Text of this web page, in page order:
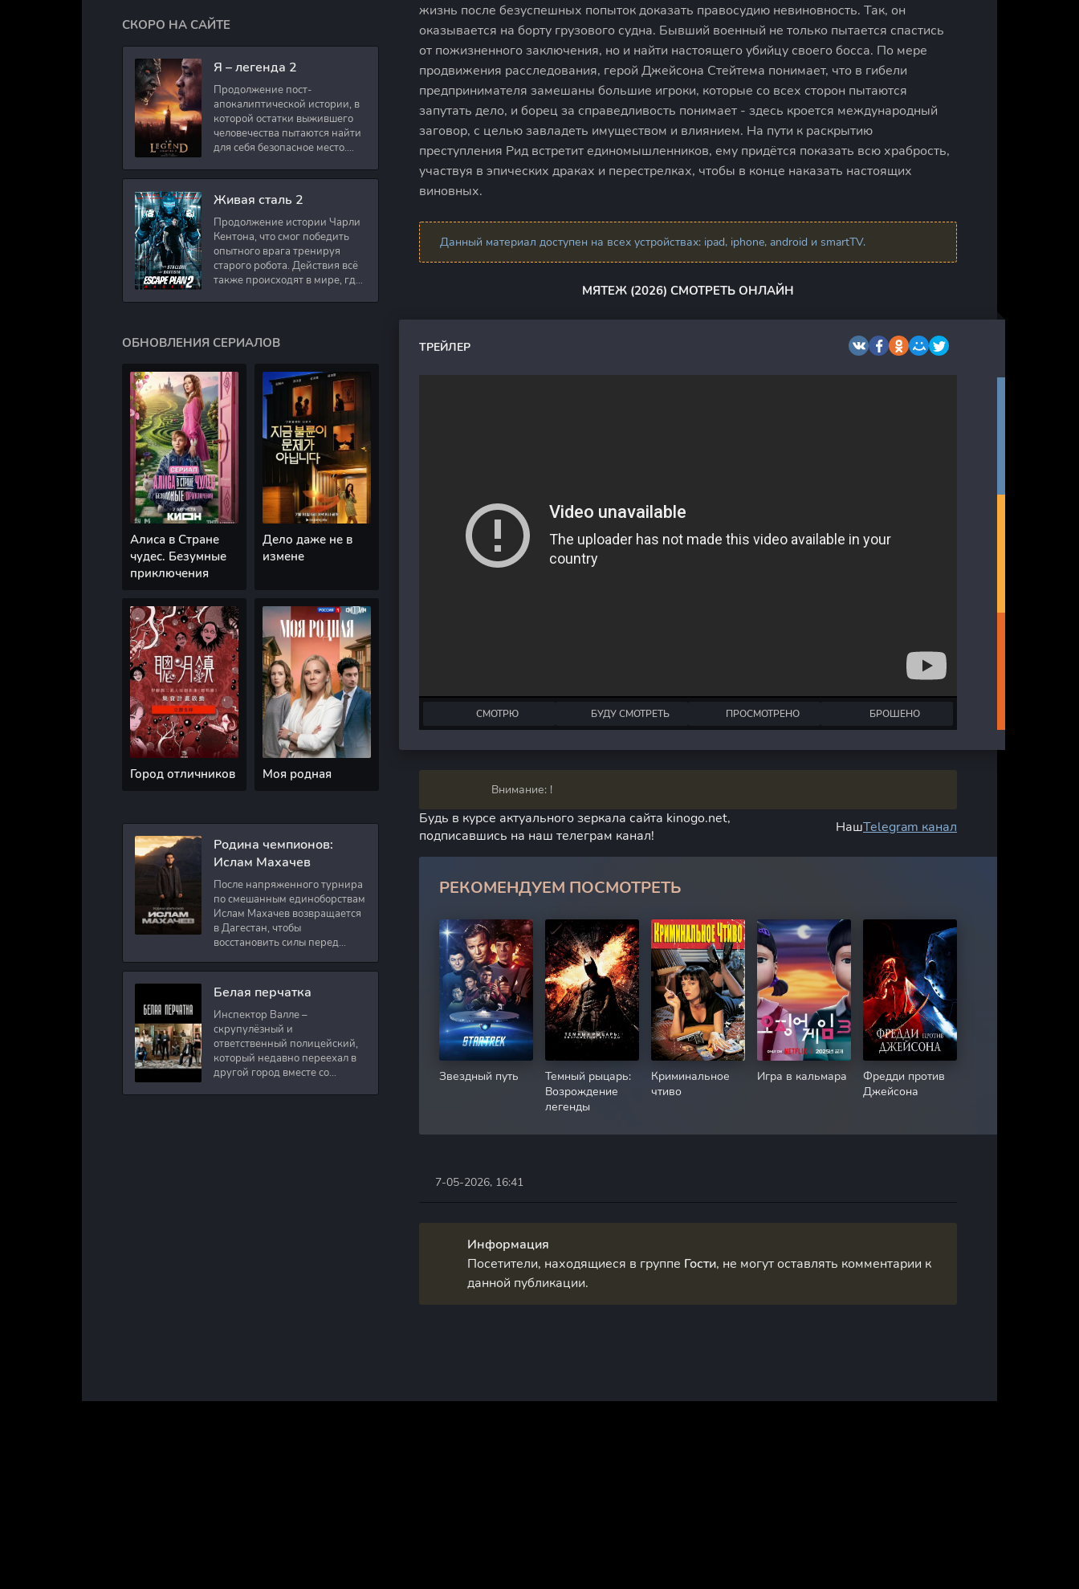
жизнь после безуспешных попыток доказать правосудию невиновность. Так, он
оказывается на борту грузового судна. Бывший военный не только пытается спастись
от пожизненного заключения, но и найти настоящего убийцу своего босса. По мере
продвижения расследования, герой Джейсона Стейтема понимает, что в гибели
предпринимателя замешаны большие игроки, которые со всех сторон пытаются
запутать дело, и борец за справедливость понимает - здесь кроется международный
заговор, с целью завладеть имуществом и влиянием. На пути к раскрытию
преступления Рид встретит единомышленников, ему придётся показать всю храбрость,
участвуя в эпических драках и перестрелках, чтобы в конце наказать настоящих
виновных.
Данный материал доступен на всех устройствах: ipad, iphone, android и smartTV.
МЯТЕЖ (2026) СМОТРЕТЬ ОНЛАЙН
ТРЕЙЛЕР
СМОТРЮ БУДУ СМОТРЕТЬ ПРОСМОТРЕНО БРОШЕНО
Внимание: !
Будь в курсе актуального зеркала сайта kinogo.net,
подписавшись на наш телеграм канал!
НашTelegram канал
РЕКОМЕНДУЕМ ПОСМОТРЕТЬ
Звездный путь
Темный рыцарь:
Возрождение
легенды
Криминальное
чтиво
Игра в кальмара
Фредди против
Джейсона
7-05-2026, 16:41
Информация
Посетители, находящиеся в группе Гости, не могут оставлять комментарии к
данной публикации.
СКОРО НА САЙТЕ
Я – легенда 2
Продолжение пост-
апокалиптической истории, в
которой остатки выжившего
человечества пытаются найти
для себя безопасное место.
работал в медицинском
Живая сталь 2
Продолжение истории Чарли
Кентона, что смог победить
опытного врага тренируя
старого робота. Действия всё
также происходят в мире, где
ОБНОВЛЕНИЯ СЕРИАЛОВ
Алиса в Стране
чудес. Безумные
приключения
Дело даже не в
измене
Город отличников Моя родная
Родина чемпионов:
Ислам Махачев
После напряженного турнира
по смешанным единоборствам
Ислам Махачев возвращается
в Дагестан, чтобы
восстановить силы перед
Вместе с ним приезжают
оператор и интервьюер,
Белая перчатка
Инспектор Валле –
скрупулёзный и
ответственный полицейский,
который недавно переехал в
другой город вместе со